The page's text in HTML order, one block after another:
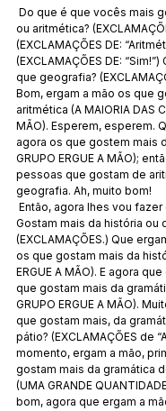
ou aritmética?
(EXCLAMAÇÕES DE:
(EXCLAMAÇÕES DE:
que geografia?
Bom, ergam a mão os que
aritmética (A MAIORIA DAS
MÃO). Esperem, esperem.
agora os que gostem mais
GRUPO ERGUE A MÃO);
pessoas que gostam de
geografia. Ah, muito bom!
Gostam mais da história ou
(EXCLAMAÇÕES.) Que
os que gostam mais da
ERGUE A MÃO). E agora
que gostam mais da
GRUPO ERGUE A MÃO).
que gostam mais, da
pátio? (EXCLAMAÇÕES de
momento, ergam a mão,
gostam mais da gramática
(UMA GRANDE
bom, agora que ergam a